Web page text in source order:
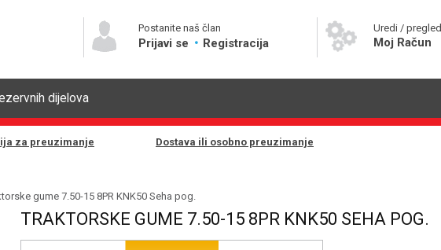
Postanite naš član
Prijavi se Registracija
Uredi / pregled
Moj Račun
dijelova
za preuzimanje Dostava ili osobno preuzimanje
gume 7.50-15 8PR KNK50 Seha pog.
TRAKTORSKE GUME 7.50-15 8PR KNK50 SEHA POG.